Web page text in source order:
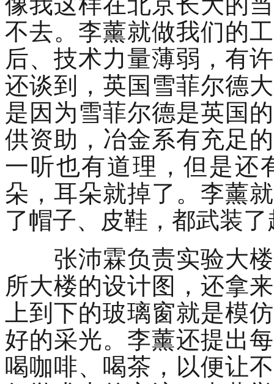
不去。李薰就做我们的
后、技术力量薄弱，有
还谈到，英国雪菲尔德
是因为雪菲尔德是英国
供资助，冶金系有充足
一听也有道理，但是还
朵，耳朵就掉了。李薰
了帽子、皮鞋，都武装
张沛霖负责实验大楼
所大楼的设计图，还拿
上到下的玻璃窗就是模
好的采光。李薰还提出
喝咖啡、喝茶，以便让